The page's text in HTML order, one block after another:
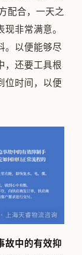
配合，一天之
非常满意。
。以便能够尽
，还要工具根
位时间，以便
故中的有效抑